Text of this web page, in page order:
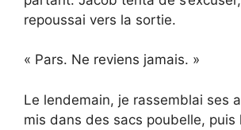
repoussai vers la sortie.
« Pars. Ne reviens jamais. »
Le lendemain, je rassemblai ses
mis dans des sacs poubelle, puis